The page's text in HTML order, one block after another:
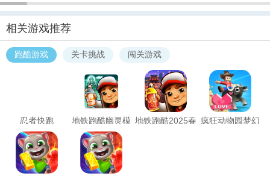
相关游戏推荐
跑酷游戏 关卡挑战 闯关游戏
忍者快跑
地铁跑酷幽灵模
式版
地铁跑酷2025春 疯狂动物园梦幻